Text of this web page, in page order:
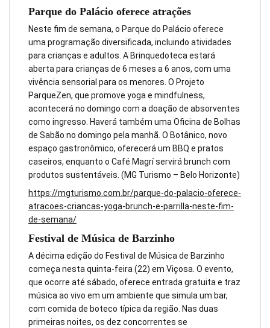
Parque do Palácio oferece atrações
Neste fim de semana, o Parque do Palácio oferece
uma programação diversificada, incluindo atividades
para crianças e adultos. A Brinquedoteca estará
aberta para crianças de 6 meses a 6 anos, com uma
vivência sensorial para os menores. O Projeto
ParqueZen, que promove yoga e mindfulness,
acontecerá no domingo com a doação de absorventes
como ingresso. Haverá também uma Oficina de Bolhas
de Sabão no domingo pela manhã. O Botânico, novo
espaço gastronômico, oferecerá um BBQ e pratos
caseiros, enquanto o Café Magrí servirá brunch com
produtos sustentáveis. (MG Turismo – Belo Horizonte)
https://mgturismo.com.br/parque-do-palacio-oferece-
atracoes-criancas-yoga-brunch-e-parrilla-neste-fim-
de-semana/
Festival de Música de Barzinho
A décima edição do Festival de Música de Barzinho
começa nesta quinta-feira (22) em Viçosa. O evento,
que ocorre até sábado, oferece entrada gratuita e traz
música ao vivo em um ambiente que simula um bar,
com comida de boteco típica da região. Nas duas
primeiras noites, os dez concorrentes se